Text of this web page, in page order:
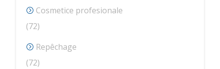
Cosmetice profesionale
7272
produse
Repêchage
7272